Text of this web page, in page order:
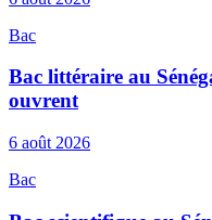
Bac
Bac littéraire au
ouvrent
6 août 2026
Bac